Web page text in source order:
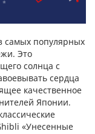
самых популярных
Это
солнца с
сердца
качественное
Японии.
«Унесенные